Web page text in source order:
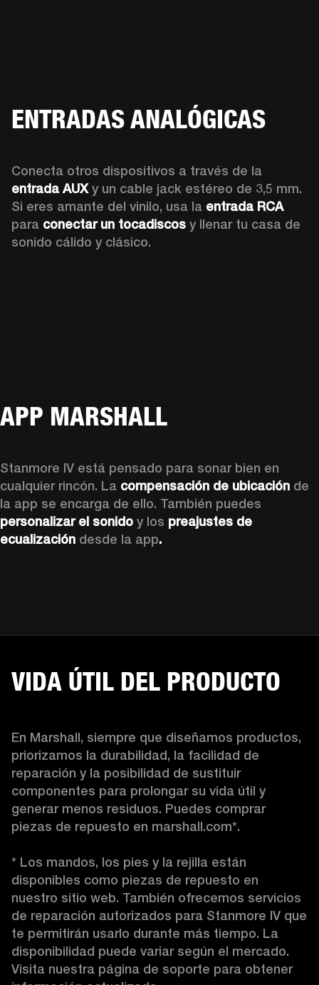
ENTRADAS ANALÓGICAS
entrada AUX y un cable jack estéreo de 3,5 mm.
Si eres amante del vinilo, usa la entrada RCA
para conectar un tocadiscos y llenar tu casa de
sonido cálido y clásico.
APP MARSHALL
Stanmore IV está pensado para sonar bien en
cualquier rincón. La compensación de ubicación de
personalizar el sonido y los preajustes de
ecualización desde la app.
VIDA ÚTIL DEL PRODUCTO
En Marshall, siempre que diseñamos productos,
priorizamos la durabilidad, la facilidad de
reparación y la posibilidad de sustituir
componentes para prolongar su vida útil y
generar menos residuos. Puedes comprar
piezas de repuesto en marshall.com*.
* Los mandos, los pies y la rejilla están
disponibles como piezas de repuesto en
nuestro sitio web. También ofrecemos servicios
de reparación autorizados para Stanmore IV que
te permitirán usarlo durante más tiempo. La
disponibilidad puede variar según el mercado.
Visita nuestra página de soporte para obtener